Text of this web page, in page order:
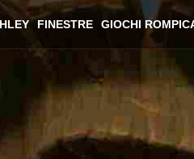
FINESTRE GIOCHI